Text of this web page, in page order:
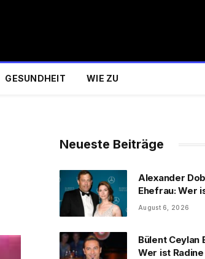
GESUNDHEIT WIE ZU
Neueste Beiträge
Alexander
Ehefrau: Wer
Käser?
August 6, 2026
Bülent Ceylan
Wer ist